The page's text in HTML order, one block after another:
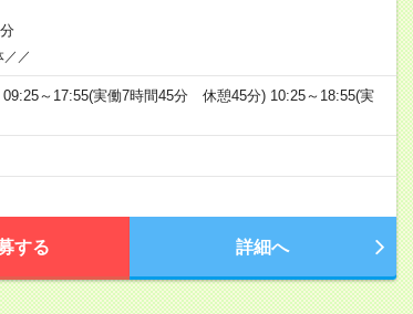
／
～17:55(実働7時間45分 休憩45分) 10:25～18:55(実
する 詳細へ